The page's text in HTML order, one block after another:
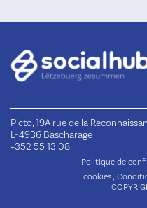
Picto, 19A rue de la
L-4936 Bascharage
+352 55 13 08
Politique de
cookies,